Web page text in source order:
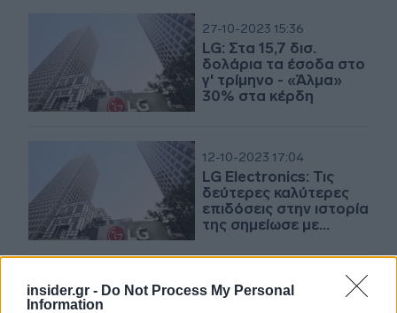
insider.gr - Do Not Process My Personal
Information
27-10-2023 15:36
LG: Στα 15,7 δισ.
δολάρια τα έσοδα στο
γ' τρίμηνο - «Άλμα»
30% στα κέρδη
12-10-2023 17:04
LG Electronics: Τις
δεύτερες καλύτερες
επιδόσεις στην ιστορία
της σημείωσε με
τριμήνου
11-10-2023 11:32